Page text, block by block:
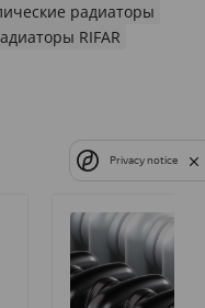
радиаторы
RIFAR
Privacy notice